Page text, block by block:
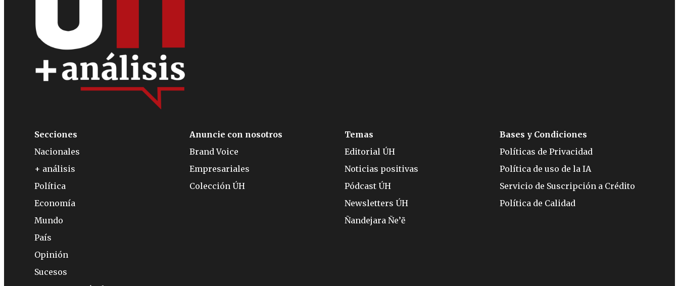
Secciones
Nacionales
+ análisis
Política
Economía
Mundo
País
Opinión
Sucesos
Anuncie con nosotros
Brand Voice
Empresariales
Colección ÚH
Temas
Editorial ÚH
Noticias positivas
Pódcast ÚH
Newsletters ÚH
Ñandejara Ñe’ẽ
Bases y Condiciones
Políticas de Privacidad
Política de uso de la IA
Servicio de Suscripción a Crédito
Política de Calidad